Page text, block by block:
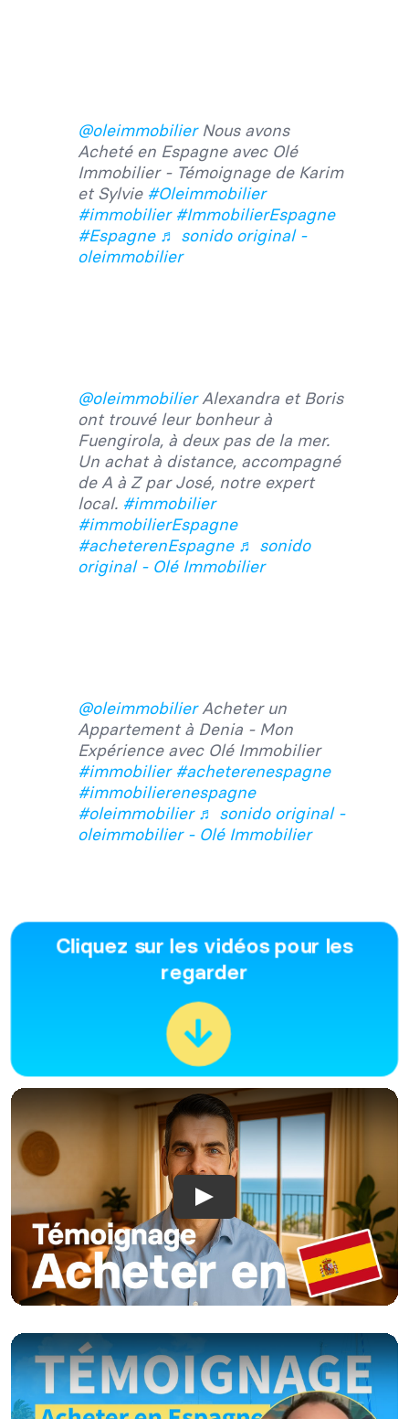
@oleimmobilierNous avons
Acheté en Espagne avec Olé
Immobilier - Témoignage de Karim
et Sylvie #Oleimmobilier
#immobilier #ImmobilierEspagne
#Espagne ♬ sonido original -
oleimmobilier
@oleimmobilierAlexandra et Boris
ont trouvé leur bonheur à
Fuengirola, à deux pas de la mer.
Un achat à distance, accompagné
de A à Z par José, notre expert
local. #immobilier
#immobilierEspagne
#acheterenEspagne ♬ sonido
original - Olé Immobilier
@oleimmobilierAcheter un
Appartement à Denia - Mon
Expérience avec Olé Immobilier
#immobilier #acheterenespagne
#immobilierenespagne
#oleimmobilier ♬ sonido original -
oleimmobilier - Olé Immobilier
Cliquez sur les vidéos pour les
regarder